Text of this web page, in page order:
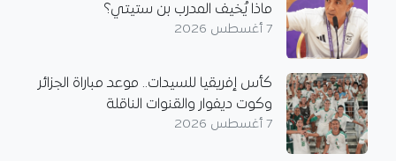
ماذا يُخيف المدرب بن ستيتي؟
7 أغسطس 2026
كأس إفريقيا للسيدات.. موعد مباراة الجزائر
وكوت ديفوار والقنوات الناقلة
7 أغسطس 2026